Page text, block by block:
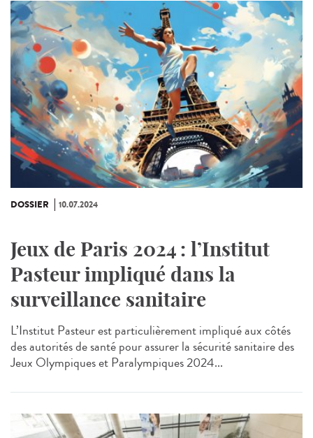
DOSSIER 10.07.2024
Jeux de Paris 2024 : l’Institut
Pasteur impliqué dans la
surveillance sanitaire
L’Institut Pasteur est particulièrement impliqué aux côtés
des autorités de santé pour assurer la sécurité sanitaire des
Jeux Olympiques et Paralympiques 2024...